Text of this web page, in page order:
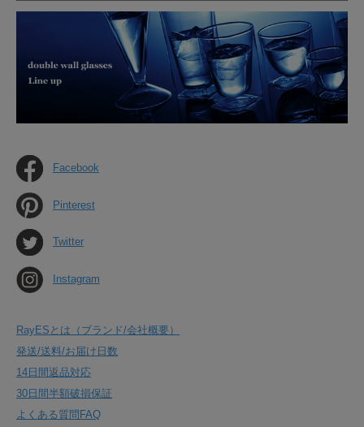
Facebook
Pinterest
Twitter
Instagram
RayESとは（ブランド/会社概要）
発送/送料/お届け日数
14日間返品対応
30日間半額破損保証
よくある質問FAQ